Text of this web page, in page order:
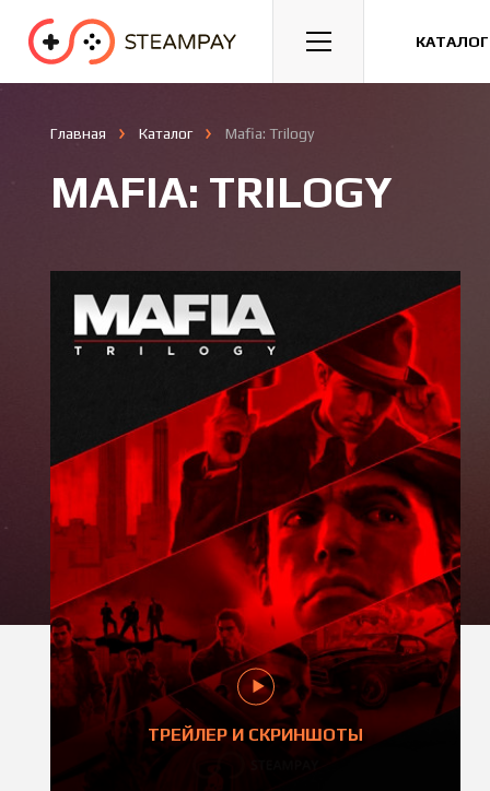
Спорт Гонки Казуальные
Главная Каталог Mafia: Trilogy
MAFIA: TRILOGY
ТРЕЙЛЕР И СКРИНШОТЫ